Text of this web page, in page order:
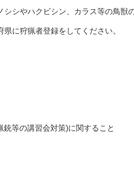
シシやハクビシン、カラス等の鳥獣
に狩猟者登録をしてください。
等の講習会対策)に関すること